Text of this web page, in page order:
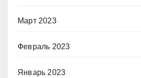
Март 2023
Февраль 2023
Январь 2023